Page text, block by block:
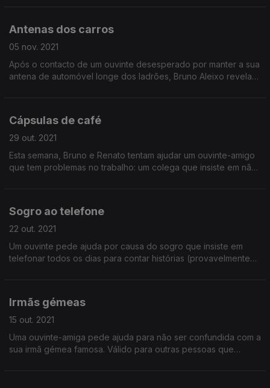
Antenas dos carros
05 nov. 2021
Após o contacto de um ouvinte desesperado por manter a sua
antena de automóvel longe dos ladrões, Bruno Aleixo revela
Cápsulas de café
29 out. 2021
Esta semana, Bruno e Renato tentam ajudar um ouvinte-amigo
que tem problemas no trabalho: um colega que insiste em não
Sogro ao telefone
22 out. 2021
Um ouvinte pede ajuda por causa do sogro que insiste em
telefonar todos os dias para contar histórias (provavelmente
Irmãs gémeas
15 out. 2021
Uma ouvinte-amiga pede ajuda para não ser confundida com a
sua irmã gémea famosa. Válido para outras pessoas que